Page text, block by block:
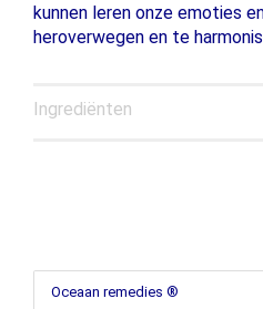
kunnen leren onze emoties
heroverwegen en te
Ingrediënten
Oceaan remedies ®